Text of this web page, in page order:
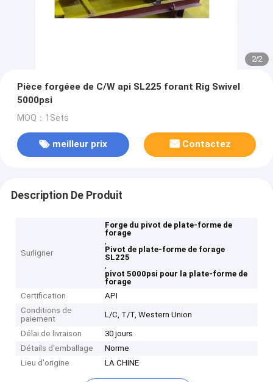
2/2
Pièce forgéee de C/W api SL225 forant Rig Swivel
5000psi
MOQ：1Sets
meilleur prix Contactez
Description De Produit
Surligner
Forge du pivot de plate-forme de
forage
,
Pivot de plate-forme de forage
SL225
,
pivot 5000psi pour la plate-forme de
forage
Certification
API
Conditions de
paiement
L/C, T/T, Western Union
Délai de livraison
30 jours
Détails d'emballage
Norme
Lieu d'origine
LA CHINE